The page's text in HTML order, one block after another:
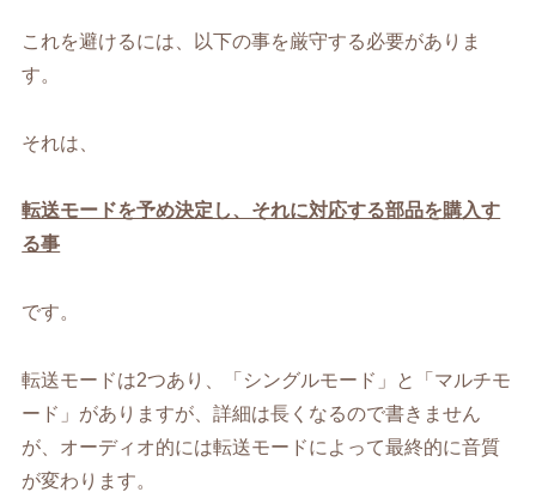
これを避けるには、以下の事を厳守する必要がありま
す。
それは、
転送モードを予め決定し、それに対応する部品を購入す
る事
です。
転送モードは2つあり、「シングルモード」と「マルチモ
ード」がありますが、詳細は長くなるので書きません
が、オーディオ的には転送モードによって最終的に音質
が変わります。